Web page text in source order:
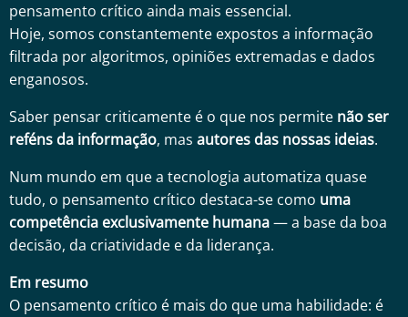
pensamento crítico ainda mais essencial.
Hoje, somos constantemente expostos a informação
filtrada por algoritmos, opiniões extremadas e dados
enganosos.
Saber pensar criticamente é o que nos permite não ser
reféns da informação, mas autores das nossas ideias.
Num mundo em que a tecnologia automatiza quase
tudo, o pensamento crítico destaca-se como uma
competência exclusivamente humana— a base da boa
decisão, da criatividade e da liderança.
Em resumo
O pensamento crítico é mais do que uma habilidade: é